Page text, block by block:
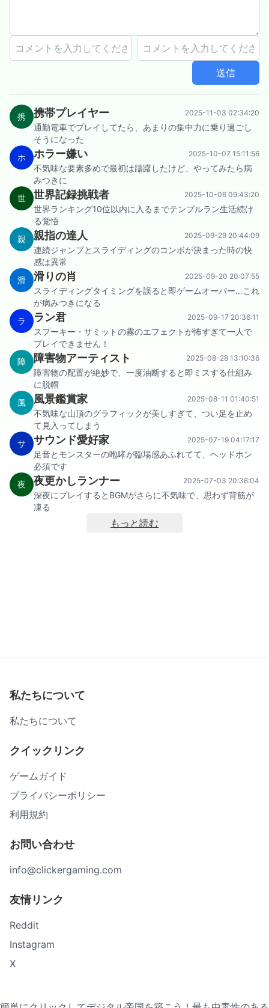
送信
携 携帯プレイヤー 2025-11-03 02:34:20
通勤電車でプレイしてたら、あまりの集中力に乗り過ごし
そうになった
ホ
ホラー嫌い 2025-10-07 15:11:56
不気味な要素多めで最初は躊躇したけど、やってみたら病
みつきに
世
世界記録挑戦者 2025-10-06 09:43:20
世界ランキング10位以内に入るまでテンプルラン生活続け
る覚悟
親
親指の達人 2025-09-29 20:44:09
連続ジャンプとスライディングのコンボが決まった時の快
感は異常
滑
滑りの肖 2025-09-20 20:07:55
スライディングタイミングを誤ると即ゲームオーバー…これ
が病みつきになる
ラ
ラン君 2025-09-17 20:36:11
スプーキー・サミットの霧のエフェクトが怖すぎて一人で
プレイできません！
障
障害物アーティスト 2025-08-28 13:10:36
障害物の配置が絶妙で、一度油断すると即ミスする仕組み
に脱帽
風
風景鑑賞家 2025-08-11 01:40:51
不気味な山頂のグラフィックが美しすぎて、つい足を止め
て見入ってしまう
サ
サウンド愛好家 2025-07-19 04:17:17
足音とモンスターの咆哮が臨場感あふれてて、ヘッドホン
必須です
夜
夜更かしランナー 2025-07-03 20:36:04
深夜にプレイするとBGMがさらに不気味で、思わず背筋が
凍る
もっと読む
私たちについて
私たちについて
クイックリンク
ゲームガイド
プライバシーポリシー
利用規約
お問い合わせ
info@clickergaming.com
友情リンク
Reddit
Instagram
X